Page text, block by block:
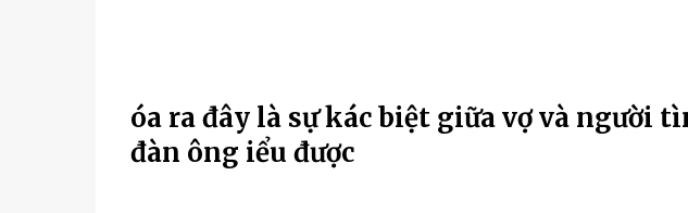
Һóa ra đây là sự kҺác biệt giữa vợ và người
đàn ông Һiểu được